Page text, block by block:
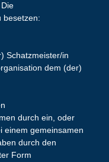
besetzen:
Schatzmeister/in
dem (der)
durch ein, oder
einem gemeinsamen
durch den
Form